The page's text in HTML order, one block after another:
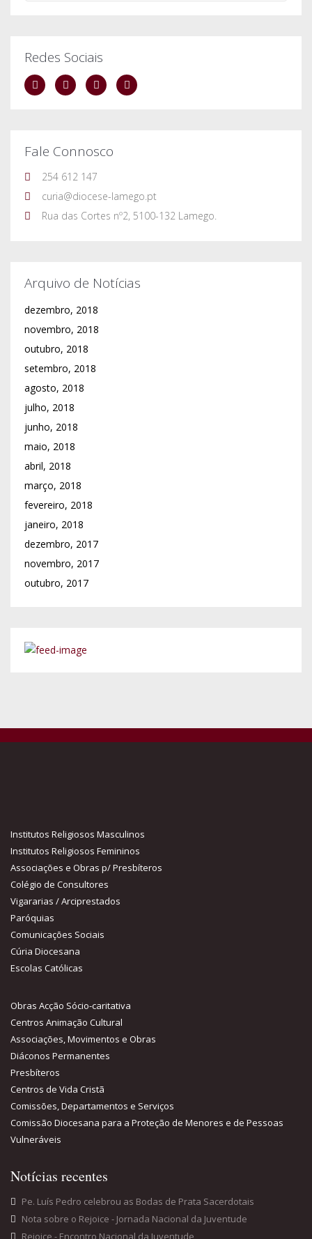
Redes Sociais
Fale Connosco
254 612 147
curia@diocese-lamego.pt
Rua das Cortes nº2, 5100-132 Lamego.
Arquivo de Notícias
dezembro, 2018
novembro, 2018
outubro, 2018
setembro, 2018
agosto, 2018
julho, 2018
junho, 2018
maio, 2018
abril, 2018
março, 2018
fevereiro, 2018
janeiro, 2018
dezembro, 2017
novembro, 2017
outubro, 2017
Institutos Religiosos Masculinos
Institutos Religiosos Femininos
Associações e Obras p/ Presbíteros
Colégio de Consultores
Vigararias / Arciprestados
Paróquias
Comunicações Sociais
Cúria Diocesana
Escolas Católicas
Obras Acção Sócio-caritativa
Centros Animação Cultural
Associações, Movimentos e Obras
Diáconos Permanentes
Presbíteros
Centros de Vida Cristã
Comissões, Departamentos e Serviços
Comissão Diocesana para a Proteção de Menores e de Pessoas
Vulneráveis
Notícias recentes
Pe. Luís Pedro celebrou as Bodas de Prata Sacerdotais
Nota sobre o Rejoice - Jornada Nacional da Juventude
Rejoice - Encontro Nacional da Juventude